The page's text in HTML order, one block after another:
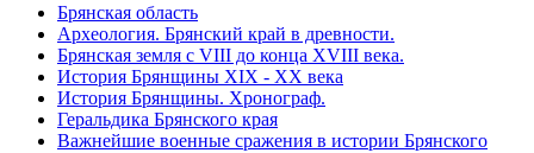
Брянская область
Археология. Брянский край в древности.
Брянская земля с VIII до конца XVIII века.
История Брянщины XIX - XX века
История Брянщины. Хронограф.
Геральдика Брянского края
Важнейшие военные сражения в истории Брянского